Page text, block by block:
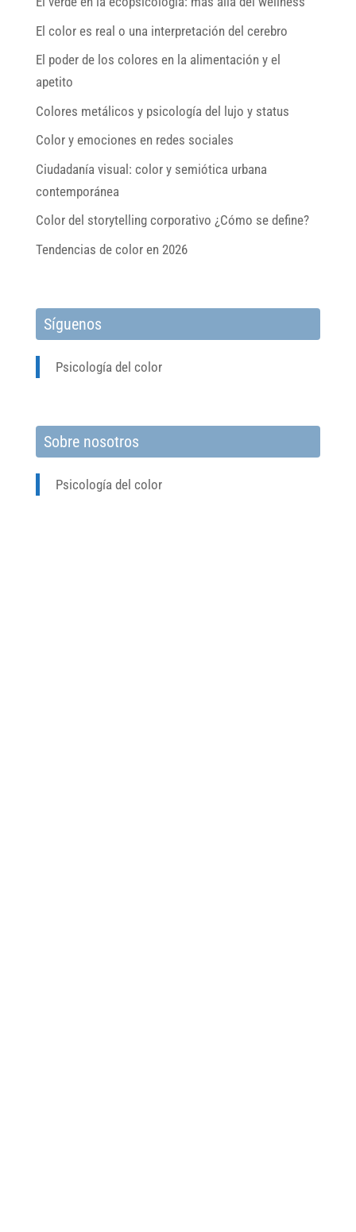
El color es real o una interpretación del cerebro
El poder de los colores en la alimentación y el
apetito
Colores metálicos y psicología del lujo y status
Color y emociones en redes sociales
Ciudadanía visual: color y semiótica urbana
contemporánea
Color del storytelling corporativo ¿Cómo se define?
Tendencias de color en 2026
Síguenos
Psicología del color
Sobre nosotros
Psicología del color